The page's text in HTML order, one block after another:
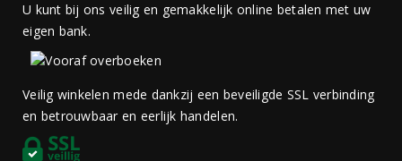
U kunt bij ons veilig en gemakkelijk online betalen met uw
eigen bank.
Veilig winkelen mede dankzij een beveiligde SSL verbinding
en betrouwbaar en eerlijk handelen.